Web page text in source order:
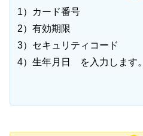
1）カード番号
2）有効期限
3）セキュリティコード
4）生年月日 を入力します。